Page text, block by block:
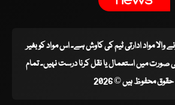
والا مواد ادارتی ٹیم کی کاوش ہے۔ اس مواد کو بغیر
میں استعمال یا نقل کرنا درست نہیں۔ تمام
حقوق محفوظ ہیں © 2026